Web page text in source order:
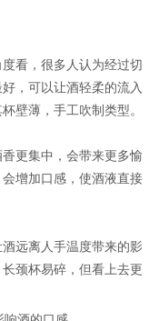
看，很多人认为经过切
，可以让酒轻柔的流入
壁薄，手工吹制类型。
更集中，会带来更多愉
增加口感，使酒液直接
远离人手温度带来的影
颈杯易碎，但看上去更